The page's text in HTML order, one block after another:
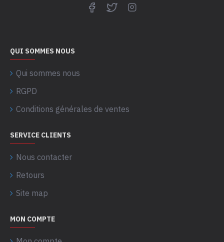
QUI SOMMES NOUS
Qui sommes nous
RGPD
Conditions générales de ventes
SERVICE CLIENTS
Nous contacter
Retours
Site map
MON COMPTE